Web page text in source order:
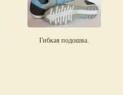
Гибкая подошва.